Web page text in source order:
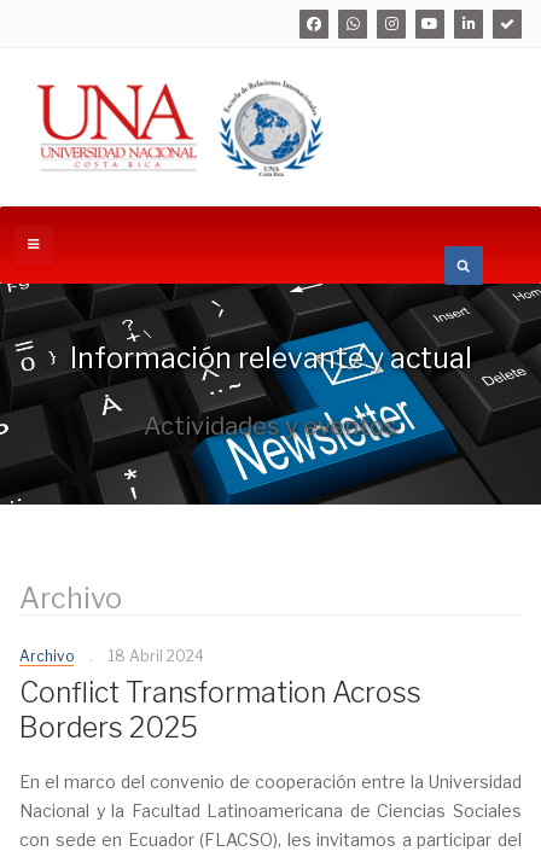
Información relevante y actual
Actividades y eventos
Archivo
Archivo 18 Abril 2024
Conflict Transformation Across
Borders 2025
En el marco del convenio de cooperación entre la Universidad
Nacional y la Facultad Latinoamericana de Ciencias Sociales
con sede en Ecuador (FLACSO), les invitamos a participar del